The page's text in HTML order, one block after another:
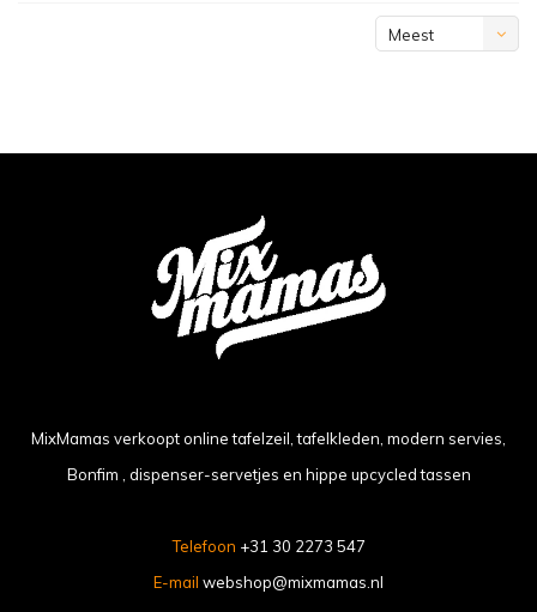
Meest
MixMamas verkoopt online tafelzeil, tafelkleden, modern servies,
Bonfim , dispenser-servetjes en hippe upcycled tassen
Telefoon +31 30 2273 547
E-mail webshop@mixmamas.nl